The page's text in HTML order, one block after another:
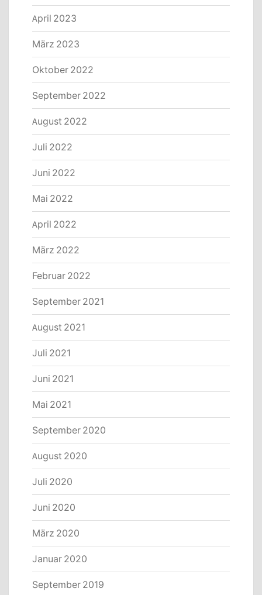
April 2023
März 2023
Oktober 2022
September 2022
August 2022
Juli 2022
Juni 2022
Mai 2022
April 2022
März 2022
Februar 2022
September 2021
August 2021
Juli 2021
Juni 2021
Mai 2021
September 2020
August 2020
Juli 2020
Juni 2020
März 2020
Januar 2020
September 2019